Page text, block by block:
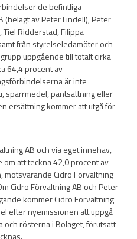
de befintliga
(helägt av Peter Lindell), Peter
Tiel Ridderstad, Filippa
från styrelseledamöter och
uppgående till totalt cirka
64,4 procent av
är inte
spärrmedel, pantsättning eller
ersättning kommer att utgå för
AB och via eget innehav,
att teckna 42,0 procent av
Cidro Förvaltning
Cidro Förvaltning AB och Peter
kommer Cidro Förvaltning
efter nyemissionen att uppgå
och rösterna i Bolaget, förutsatt